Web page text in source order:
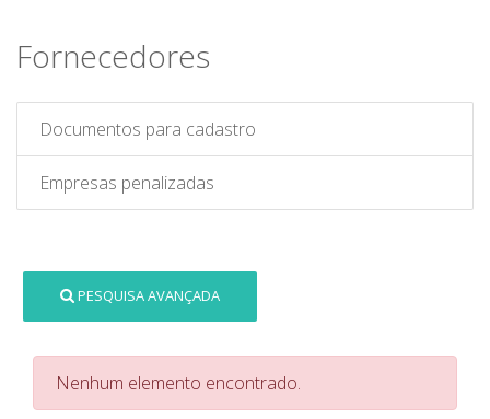
Fornecedores
Documentos para cadastro
Empresas penalizadas
PESQUISA AVANÇADA
Nenhum elemento encontrado.